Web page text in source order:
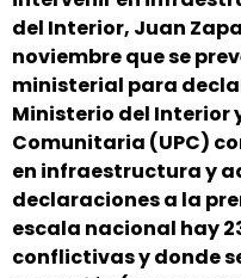
del Interior, Juan
noviembre que se
ministerial para
Ministerio del Interior
Comunitaria (UPC)
en infraestructura y
declaraciones a la
escala nacional hay
conflictivas y donde